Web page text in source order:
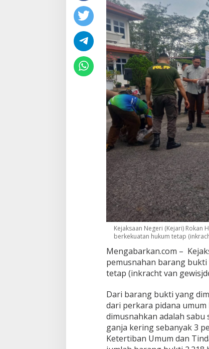
Kejaksaan Negeri (Kejari)
berkekuatan hukum tetap
Mengabarkan.com –
pemusnahan barang
tetap (inkracht van
Dari barang bukti yang
dari perkara pidana
dimusnahkan adalah sabu
ganja kering sebanyak 3
Ketertiban Umum dan